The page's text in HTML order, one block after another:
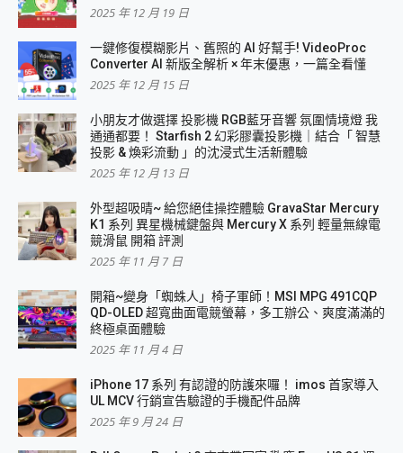
2025 年 12 月 19 日
一鍵修復模糊影片、舊照的 AI 好幫手! VideoProc
Converter AI 新版全解析 × 年末優惠，一篇全看懂
2025 年 12 月 15 日
小朋友才做選擇 投影機 RGB藍牙音響 氛圍情境燈 我
通通都要！ Starfish 2 幻彩膠囊投影機｜結合「 智慧
投影 & 煥彩流動 」的沈浸式生活新體驗
2025 年 12 月 13 日
外型超吸晴~ 給您絕佳操控體驗 GravaStar Mercury
K1 系列 異星機械鍵盤與 Mercury X 系列 輕量無線電
競滑鼠 開箱 評測
2025 年 11 月 7 日
開箱~變身「蜘蛛人」椅子軍師！MSI MPG 491CQP
QD-OLED 超寬曲面電競螢幕，多工辦公、爽度滿滿的
終極桌面體驗
2025 年 11 月 4 日
iPhone 17 系列 有認證的防護來囉！ imos 首家導入
UL MCV 行銷宣告驗證的手機配件品牌
2025 年 9 月 24 日